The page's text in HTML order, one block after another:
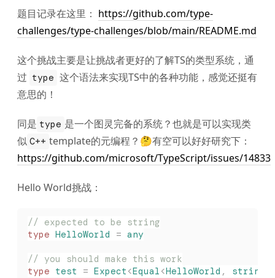
题目记录在这里： https://github.com/type-
challenges/type-challenges/blob/main/README.md
这个挑战主要是让挑战者更好的了解TS的类型系统，通
过 type 这个语法来实现TS中的各种功能，感觉还挺有
意思的！
同是 type 是一个图灵完备的系统？也就是可以实现类
似 C++ template的元编程？🤔有空可以好好研究下：
https://github.com/microsoft/TypeScript/issues/14833
Hello World挑战：
// expected to be string
type HelloWorld = any
// you should make this work
type test = Expect <Equal <HelloWorld , string